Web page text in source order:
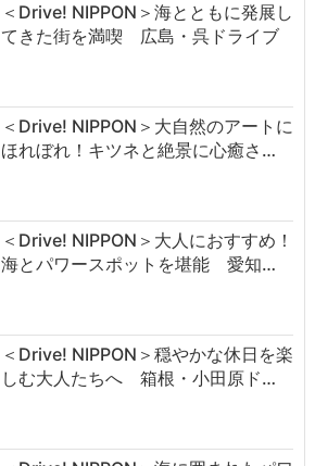
＜Drive! NIPPON＞海とともに発展し
てきた街を満喫 広島・呉ドライブ
＜Drive! NIPPON＞大自然のアートに
ほれぼれ！キツネと絶景に心癒さ…
＜Drive! NIPPON＞大人におすすめ！
海とパワースポットを堪能 愛知…
＜Drive! NIPPON＞穏やかな休日を楽
しむ大人たちへ 箱根・小田原ド…